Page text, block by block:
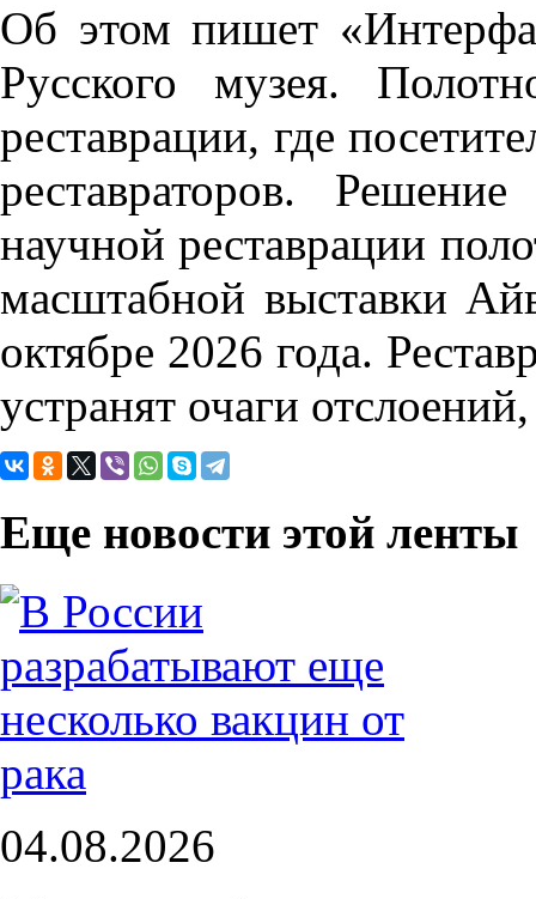
Об этом пишет
Русского музея.
реставрации, где
реставраторов.
научной реставрации
масштабной выставки
октябре 2026 года.
устранят очаги
Еще новости этой ленты
04.08.2026